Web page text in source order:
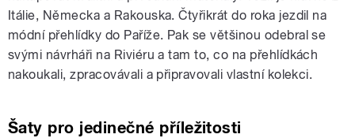
Itálie, Německa a Rakouska. Čtyřikrát do roka jezdil na
módní přehlídky do Paříže. Pak se většinou odebral se
svými návrháři na Riviéru a tam to, co na přehlídkách
nakoukali, zpracovávali a připravovali vlastní kolekci.
Šaty pro jedinečné příležitosti